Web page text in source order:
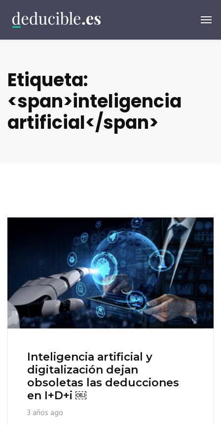
Etiqueta:
<span>inteligencia
artificial</span>
Inteligencia artificial y
digitalización dejan
obsoletas las deducciones
en I+D+i ￼
3 años ago